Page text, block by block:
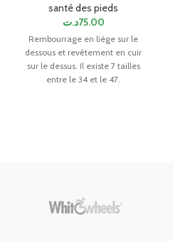
santé des pieds
75.00د.ت
Rembourrage en liège sur le
dessous et revêtement en cuir
sur le dessus. Il existe 7 tailles
entre le 34 et le 47.